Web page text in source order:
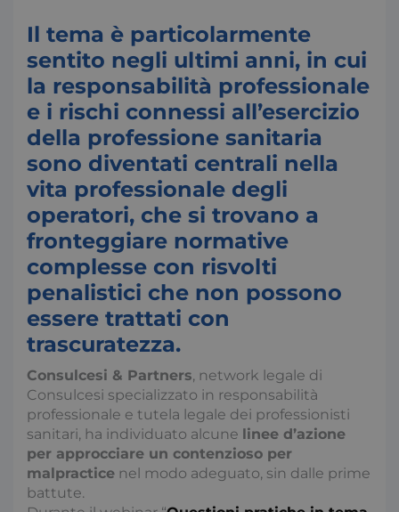
Il tema è particolarmente
sentito negli ultimi anni, in cui
la responsabilità professionale
e i rischi connessi all’esercizio
della professione sanitaria
sono diventati centrali nella
vita professionale degli
operatori, che si trovano a
fronteggiare normative
complesse con risvolti
penalistici che non possono
essere trattati con
trascuratezza.
Consulcesi & Partners, network legale di
Consulcesi specializzato in responsabilità
professionale e tutela legale dei professionisti
sanitari, ha individuato alcune linee d’azione
per approcciare un contenzioso per
malpractice nel modo adeguato, sin dalle prime
battute.